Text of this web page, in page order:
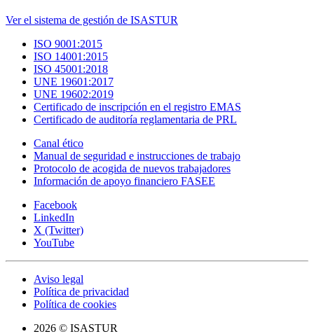
Ver el sistema de gestión de ISASTUR
ISO 9001:2015
ISO 14001:2015
ISO 45001:2018
UNE 19601:2017
UNE 19602:2019
Certificado de inscripción en el registro EMAS
Certificado de auditoría reglamentaria de PRL
Canal ético
Manual de seguridad e instrucciones de trabajo
Protocolo de acogida de nuevos trabajadores
Información de apoyo financiero FASEE
Facebook
LinkedIn
X (Twitter)
YouTube
Aviso legal
Política de privacidad
Política de cookies
2026 © ISASTUR